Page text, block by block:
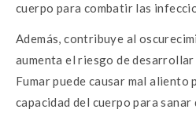
cuerpo para combatir las
Además, contribuye al
aumenta el riesgo de
Fumar puede causar mal
capacidad del cuerpo para sanar